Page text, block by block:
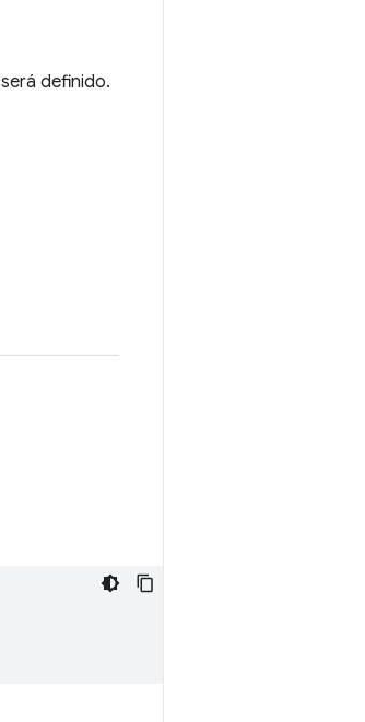
será definido.